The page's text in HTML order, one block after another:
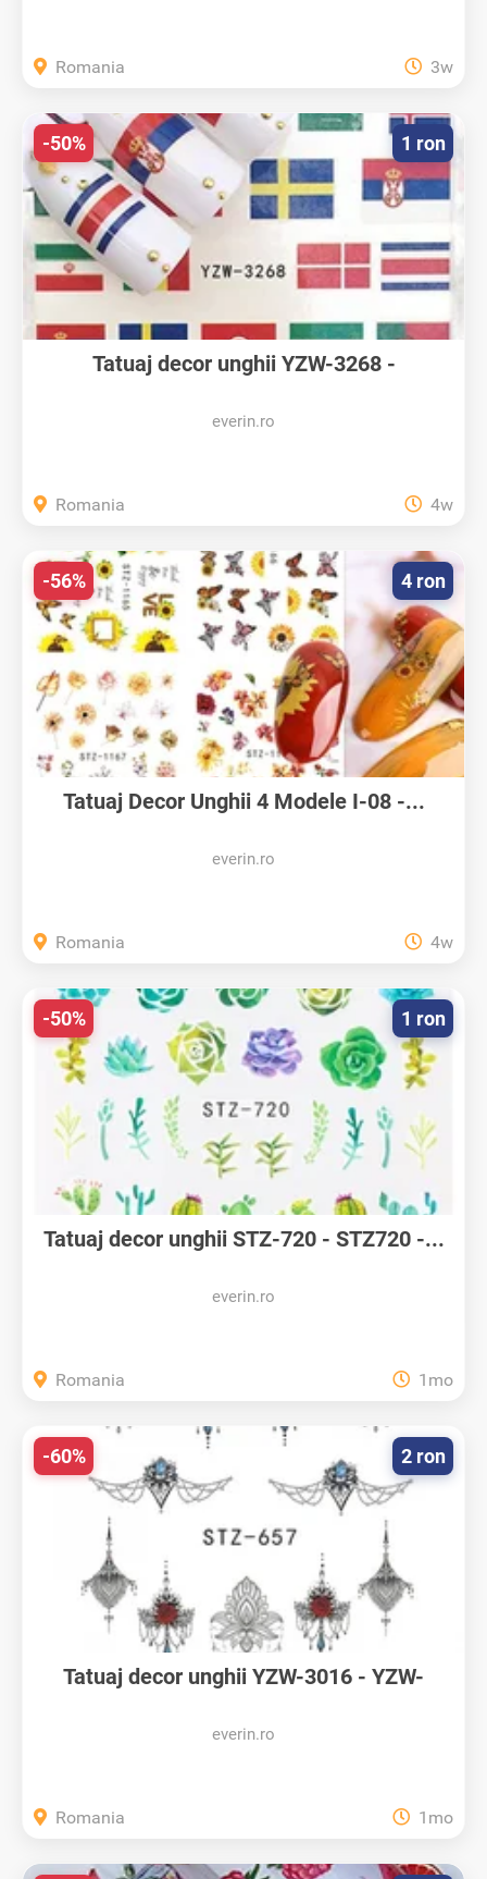
Romania 3w
Tatuaj decor unghii YZW-3268 -
everin.ro
1 ron
-50%
Romania 4w
Tatuaj Decor Unghii 4 Modele I-08 -...
everin.ro
4 ron
-56%
Romania 4w
Tatuaj decor unghii STZ-720 - STZ720 -...
everin.ro
1 ron
-50%
Romania 1mo
Tatuaj decor unghii YZW-3016 - YZW-
everin.ro
2 ron
-60%
Romania 1mo